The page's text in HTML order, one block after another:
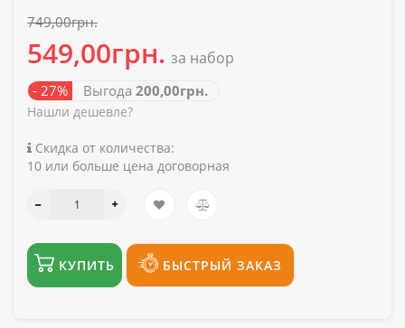
749,00грн.
549,00грн. за набор
- 27% Выгода 200,00грн.
Нашли дешевле?
Скидка от количества:
10 или больше цена договорная
КУПИТЬ БЫСТРЫЙ ЗАКАЗ